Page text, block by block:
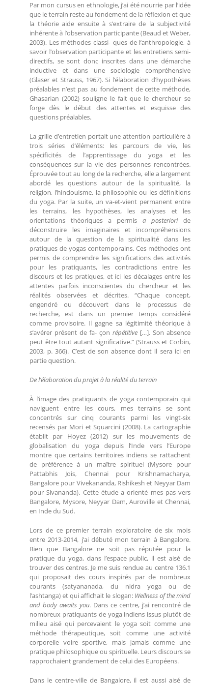
Par mon cursus en ethnologie, j’ai été nourrie par l’idée
que le terrain reste au fondement de la réflexion et que
la théorie aide ensuite à s’extraire de la subjectivité
inhérente à l’observation participante (Beaud et Weber,
2003). Les méthodes classi- ques de l’anthropologie, à
savoir l’observation participante et les entretiens semi-
directifs, se sont donc inscrites dans une démarche
inductive et dans une sociologie compréhensive
(Glaser et Strauss, 1967). Si l’élaboration d’hypothèses
préalables n’est pas au fondement de cette méthode,
Ghasarian (2002) souligne le fait que le chercheur se
forge dès le début des attentes et esquisse des
questions préalables.
La grille d’entretien portait une attention particulière à
trois séries d’éléments: les parcours de vie, les
spécificités de l’apprentissage du yoga et les
conséquences sur la vie des personnes rencontrées.
Éprouvée tout au long de la recherche, elle a largement
abordé les questions autour de la spiritualité, la
religion, l’hindouisme, la philosophie ou les définitions
du yoga. Par la suite, un va-et-vient permanent entre
les terrains, les hypothèses, les analyses et les
orientations théoriques a permis a posterioride
déconstruire les imaginaires et incompréhensions
autour de la question de la spiritualité dans les
pratiques de yogas contemporains. Ces méthodes ont
permis de comprendre les significations des activités
pour les pratiquants, les contradictions entre les
discours et les pratiques, et ici les décalages entre les
attentes parfois inconscientes du chercheur et les
réalités observées et décrites. “Chaque concept,
engendré ou découvert dans le processus de
recherche, est dans un premier temps considéré
comme provisoire. Il gagne sa légitimité théorique à
s’avérer présent de fa- çon répétitive […]. Son absence
peut être tout autant significative.” (Strauss et Corbin,
2003, p. 366). C’est de son absence dont il sera ici en
partie question.
De l’élaboration du projet à la réalité du terrain
À l’image des pratiquants de yoga contemporain qui
naviguent entre les cours, mes terrains se sont
concentrés sur cinq courants parmi les vingt-six
recensés par Mori et Squarcini (2008). La cartographie
établit par Hoyez (2012) sur les mouvements de
globalisation du yoga depuis l’Inde vers l’Europe
montre que certains territoires indiens se rattachent
de préférence à un maître spirituel (Mysore pour
Pattabhis Jois, Chennai pour Krishnamacharya,
Bangalore pour Vivekananda, Rishikesh et Neyyar Dam
pour Sivananda). Cette étude a orienté mes pas vers
Bangalore, Mysore, Neyyar Dam, Auroville et Chennai,
en Inde du Sud.
Lors de ce premier terrain exploratoire de six mois
entre 2013-2014, j’ai débuté mon terrain à Bangalore.
Bien que Bangalore ne soit pas réputée pour la
pratique du yoga, dans l’espace public, il est aisé de
trouver des centres. Je me suis rendue au centre 136.1
qui proposait des cours inspirés par de nombreux
courants (satyananada, du nidra yoga ou de
l’ashtanga) et qui affichait le slogan: Wellness of the mind
and body awaits you. Dans ce centre, j’ai rencontré de
nombreux pratiquants de yoga indiens issus plutôt de
milieu aisé qui percevaient le yoga soit comme une
méthode thérapeutique, soit comme une activité
corporelle voire sportive, mais jamais comme une
pratique philosophique ou spirituelle. Leurs discours se
rapprochaient grandement de celui des Européens.
Dans le centre-ville de Bangalore, il est aussi aisé de